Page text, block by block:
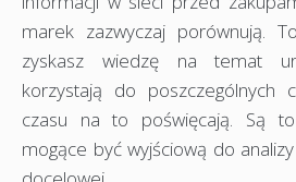
marek zazwyczaj porównują.
zyskasz wiedzę na temat
korzystają do poszczególnych
czasu na to poświęcają. Są
mogące być wyjściową do